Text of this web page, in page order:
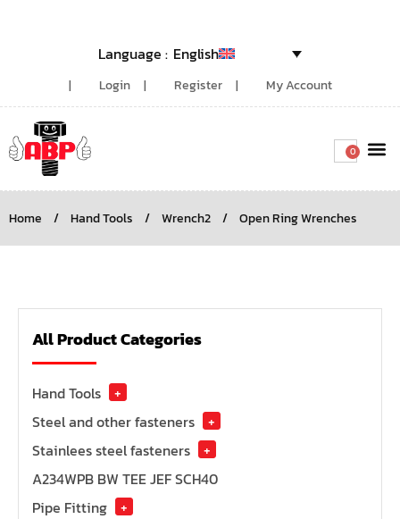
English
Login Register My Account
0
Home / Hand Tools / Wrench2 / Open Ring Wrenches
All Product Categories
Hand Tools
+
Steel and other fasteners
+
Stainlees steel fasteners
+
A234WPB BW TEE JEF SCH40
Pipe Fitting
+